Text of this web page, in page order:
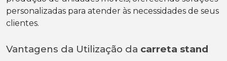
personalizadas para atender às necessidades de seus
clientes.
Vantagens da Utilização da carreta stand